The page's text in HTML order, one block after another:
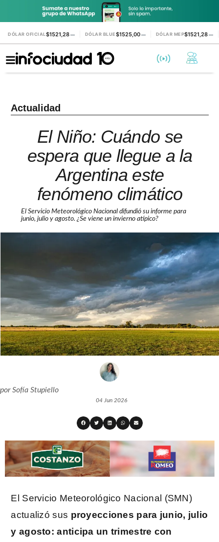
DÓLAR OFICIAL$1521,28 ▬ DÓLAR BLUE$1525,00 ▬ DÓLAR MEP$1521,28▬
Actualidad
El Niño: Cuándo se
espera que llegue a la
Argentina este
fenómeno climático
El Servicio Meteorológico Nacional difundió su informe para
junio, julio y agosto. ¿Se viene un invierno atípico?
porSofía Stupiello
04 Jun 2026
El Servicio Meteorológico Nacional (SMN)
actualizó sus proyecciones para junio, julio
y agosto: anticipa un trimestre con